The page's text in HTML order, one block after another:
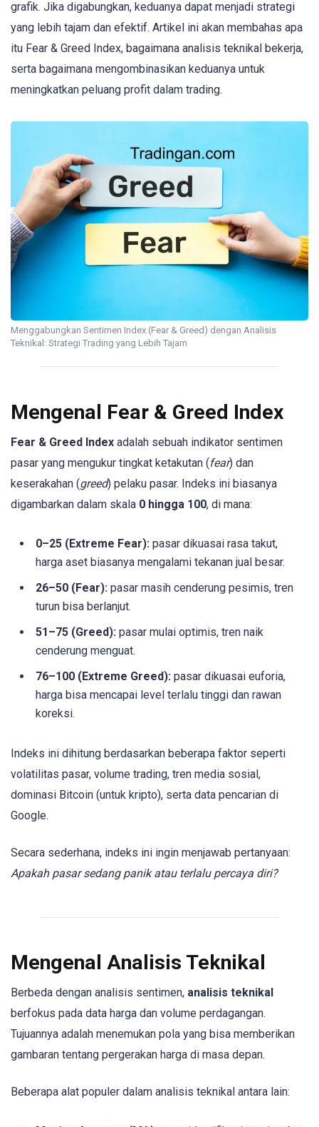
grafik. Jika digabungkan, keduanya dapat menjadi strategi
yang lebih tajam dan efektif. Artikel ini akan membahas apa
itu Fear & Greed Index, bagaimana analisis teknikal bekerja,
serta bagaimana mengombinasikan keduanya untuk
meningkatkan peluang profit dalam trading.
Menggabungkan Sentimen Index (Fear & Greed) dengan Analisis
Teknikal: Strategi Trading yang Lebih Tajam
Mengenal Fear & Greed Index
Fear & Greed Index adalah sebuah indikator sentimen
pasar yang mengukur tingkat ketakutan (fear) dan
keserakahan (greed) pelaku pasar. Indeks ini biasanya
digambarkan dalam skala 0 hingga 100, di mana:
0–25 (Extreme Fear): pasar dikuasai rasa takut,
harga aset biasanya mengalami tekanan jual besar.
26–50 (Fear): pasar masih cenderung pesimis, tren
turun bisa berlanjut.
51–75 (Greed): pasar mulai optimis, tren naik
cenderung menguat.
76–100 (Extreme Greed): pasar dikuasai euforia,
harga bisa mencapai level terlalu tinggi dan rawan
koreksi.
Indeks ini dihitung berdasarkan beberapa faktor seperti
volatilitas pasar, volume trading, tren media sosial,
dominasi Bitcoin (untuk kripto), serta data pencarian di
Google.
Secara sederhana, indeks ini ingin menjawab pertanyaan:
Apakah pasar sedang panik atau terlalu percaya diri?
Mengenal Analisis Teknikal
Berbeda dengan analisis sentimen, analisis teknikal
berfokus pada data harga dan volume perdagangan.
Tujuannya adalah menemukan pola yang bisa memberikan
gambaran tentang pergerakan harga di masa depan.
Beberapa alat populer dalam analisis teknikal antara lain: